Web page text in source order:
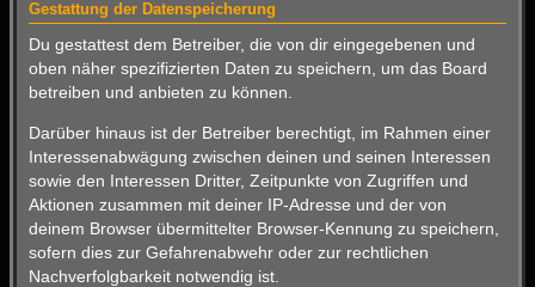
Gestattung der Datenspeicherung
Du gestattest dem Betreiber, die von dir eingegebenen und
oben näher spezifizierten Daten zu speichern, um das Board
betreiben und anbieten zu können.
Darüber hinaus ist der Betreiber berechtigt, im Rahmen einer
Interessenabwägung zwischen deinen und seinen Interessen
sowie den Interessen Dritter, Zeitpunkte von Zugriffen und
Aktionen zusammen mit deiner IP-Adresse und der von
deinem Browser übermittelter Browser-Kennung zu speichern,
sofern dies zur Gefahrenabwehr oder zur rechtlichen
Nachverfolgbarkeit notwendig ist.